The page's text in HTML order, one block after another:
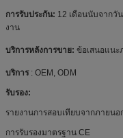
การรับประกัน: 12 เดือนนับจากวั
งาน
บริการหลังการขาย: ข้อเสนอแนะ
บริการ: OEM, ODM
รับรอง:
รายงานการสอบเทียบจากภายน
การรับรองมาตรฐาน CE